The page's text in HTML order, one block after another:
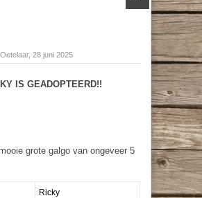
28 juni 2025
IS GEADOPTEERD!!
grote galgo van ongeveer 5
Ricky